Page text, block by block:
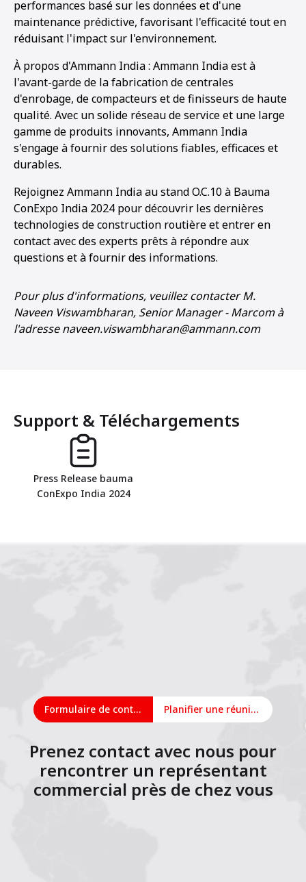
performances basé sur les données et d'une
maintenance prédictive, favorisant l'efficacité tout en
réduisant l'impact sur l'environnement.
À propos d'Ammann India : Ammann India est à
l'avant-garde de la fabrication de centrales
d'enrobage, de compacteurs et de finisseurs de haute
qualité. Avec un solide réseau de service et une large
gamme de produits innovants, Ammann India
s'engage à fournir des solutions fiables, efficaces et
durables.
Rejoignez Ammann India au stand O.C.10 à Bauma
ConExpo India 2024 pour découvrir les dernières
technologies de construction routière et entrer en
contact avec des experts prêts à répondre aux
questions et à fournir des informations.
Pour plus d'informations, veuillez contacter M.
Naveen Viswambharan, Senior Manager - Marcom à
l'adresse naveen.viswambharan@ammann.com
Support & Téléchargements
Press Release bauma
ConExpo India 2024
Formulaire de contact Planifier une réunion en ligne
Prenez contact avec nous pour
rencontrer un représentant
commercial près de chez vous